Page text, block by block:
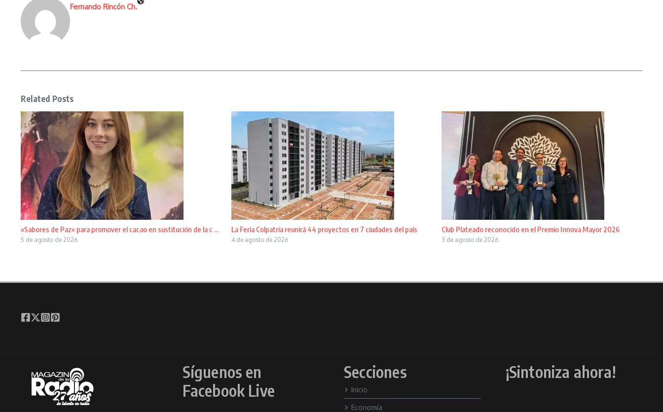
Fernando Rincón Ch.
Related Posts
«Sabores de Paz» para promover el cacao en sustitución de la c ...
5 de agosto de 2026
La Feria Colpatria reunirá 44 proyectos en 7 ciudades del país
4 de agosto de 2026
Club Plateado reconocido en el Premio Innova Mayor 2026
3 de agosto de 2026
Síguenos en
Facebook Live
Secciones
Inicio
Economía
¡Sintoniza ahora!